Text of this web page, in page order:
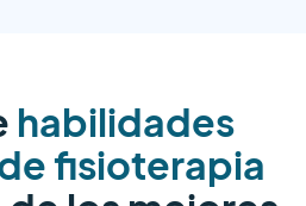
habilidades
fisioterapia